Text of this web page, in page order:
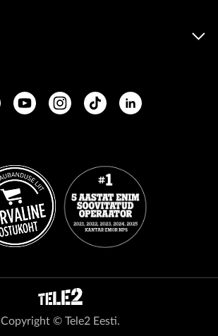
Copyright © Tele2 Eesti.